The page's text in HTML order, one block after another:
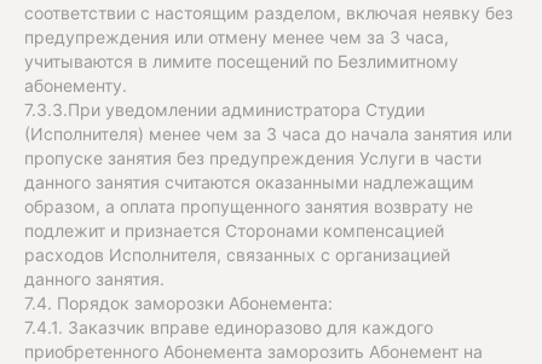
соответствии с настоящим разделом, включая неявку без
предупреждения или отмену менее чем за 3 часа,
учитываются в лимите посещений по Безлимитному
абонементу.
7.3.3.При уведомлении администратора Студии
(Исполнителя) менее чем за 3 часа до начала занятия или
пропуске занятия без предупреждения Услуги в части
данного занятия считаются оказанными надлежащим
образом, а оплата пропущенного занятия возврату не
подлежит и признается Сторонами компенсацией
расходов Исполнителя, связанных с организацией
данного занятия.
7.4. Порядок заморозки Абонемента:
7.4.1. Заказчик вправе единоразово для каждого
приобретенного Абонемента заморозить Абонемент на